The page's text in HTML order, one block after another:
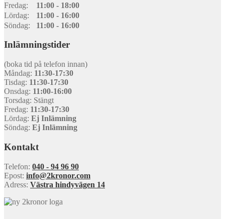
Fredag:
11:00 - 18:00
Lördag:
11:00 - 16:00
Söndag:
11:00 - 16:00
Inlämningstider
(boka tid på telefon innan)
Måndag: 11:30-17:30
Tisdag: 11:30-17:30
Onsdag: 11:00-16:00
Torsdag: Stängt
Fredag: 11:30-17:30
Lördag: Ej Inlämning
Söndag: Ej Inlämning
Kontakt
Telefon: 040 - 94 96 90
Epost: info@2kronor.com
Adress: Västra hindyvägen 14